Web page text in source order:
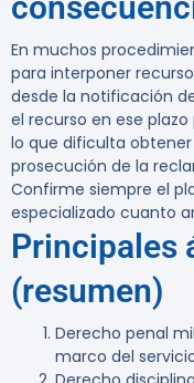
En muchos
para interponer
desde la notificación
el recurso en ese
lo que dificulta
prosecución de la
Confirme siempre el
especializado cuanto
Principales
(resumen)
Derecho penal
marco del